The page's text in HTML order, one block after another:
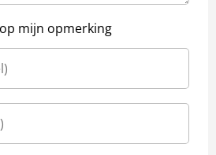
mijn opmerking